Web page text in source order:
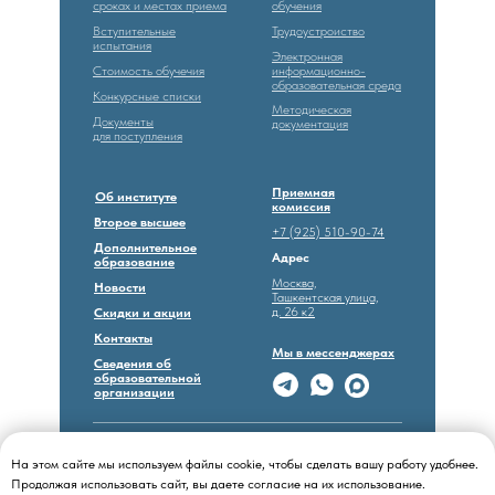
На этом сайте мы используем файлы cookie, чтобы сделать вашу работу удобнее.
Продолжая использовать сайт, вы даете согласие на их использование.
Московский социально-
экономический институт
конфеденциальности
Документы
для поступления
Конкурсные списки
Стоимость обучечия
Вступительные
испытания
сроках и местах приема
Трудоустроиство
обучения
Методическая
документация
Электронная
информационно-
образовательная среда
Об институте
Второе высшее
Новости
Скидки и акции
Контакты
Сведения об
образовательной
организации
Дополнительное
образование
+7 (925) 510-90-74
Приемная
комиссия
Москва,
Ташкентская улица,
д. 26 к2
Адрес
Мы в мессенджерах